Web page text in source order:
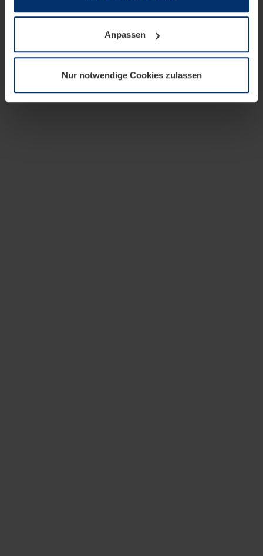
wenn diese für den Betrieb dieser Seite unbedingt
notwendig sind. Für alle anderen Cookie-Typen benötigen
wir Ihre Erlaubnis. Ihre Einwilligung können Sie jederzeit
Datenschutzerklärungunserer Website ändern oder
widerrufen.
Anpassen
Nur notwendige Cookies zulassen